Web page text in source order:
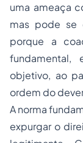
uma ameaça
mas pode se
porque a
objetivo, ao
ordem do
A norma
expurgar o